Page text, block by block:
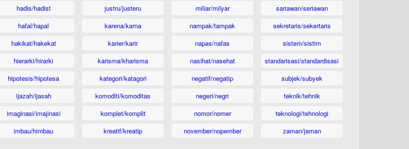
hadis/hadist
hafal/hapal
hakikat/hakekat
hierarki/hirarki
hipotesis/hipotesa
ijazah/ijasah
imaginasi/imajinasi
imbau/himbau
justru/justeru
karena/karna
karier/karir
karisma/kharisma
kategori/katagori
komoditi/komoditas
komplet/komplit
kreatif/kreatip
miliar/milyar
nampak/tampak
napas/nafas
nasihat/nasehat
negatif/negatip
negeri/negri
nomor/nomer
november/nopember
sariawan/seriawan
sekretaris/sekertaris
sistem/sistim
standarisasi/standardisasi
subjek/subyek
teknik/tehnik
teknologi/tehnologi
zaman/jaman